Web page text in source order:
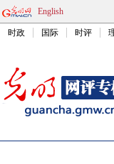
English
时政 国际 时评